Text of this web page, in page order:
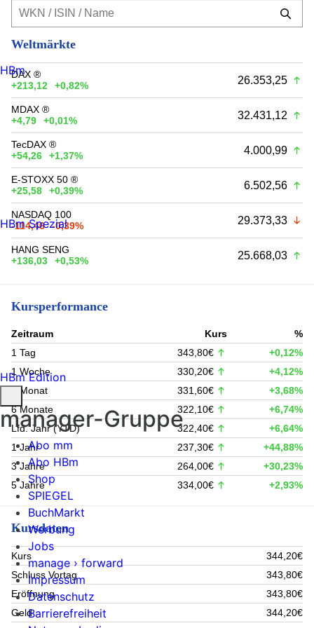
Weltmärkte
DAX ®
+213,12
+0,82% 26.353,25
MDAX ®
+4,79
+0,01% 32.431,12
TecDAX ®
+54,26
+1,37% 4.000,99
E-STOXX 50 ®
+25,58
+0,39% 6.502,56
NASDAQ 100
-114,46
-0,39% 29.373,33
HANG SENG
+136,03
+0,53% 25.668,03
Kursperformance
Zeitraum Kurs
%
1 Tag
343,80€
+0,12%
1 Woche
330,20€
+4,12%
1 Monat
331,60€
+3,68%
6 Monate
322,10€
+6,74%
Lfd. Jahr (YTD)
322,40€
+6,64%
1 Jahr
237,30€
+44,88%
3 Jahre
264,00€
+30,23%
5 Jahre
334,00€ +2,93%
Kursdaten
Kurs
344,20€
Schluss Vortag
343,80€
Eröffnung
343,80€
Geld
344,20€
HBm
HBm Spezial
HBm Edition
manager-Gruppe
Abo mm
Abo HBm
Shop
SPIEGEL
BuchMarkt
Werbung
Jobs
manage › forward
Impressum
Datenschutz
Barrierefreiheit